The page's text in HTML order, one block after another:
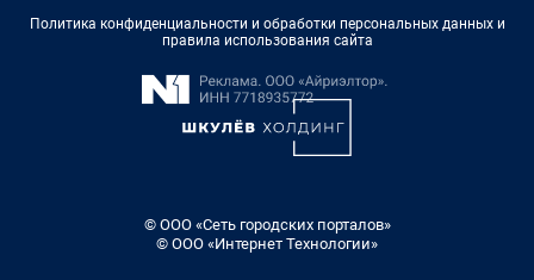
Политика конфиденциальности и обработки персональных данных и
правила использования сайта
© ООО «Сеть городских порталов»
© ООО «Интернет Технологии»